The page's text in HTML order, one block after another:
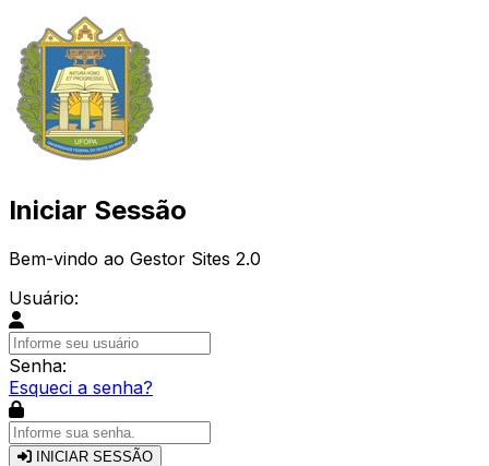
Iniciar Sessão
Bem-vindo ao Gestor Sites 2.0
Usuário:
Senha:
Esqueci a senha?
INICIAR SESSÃO